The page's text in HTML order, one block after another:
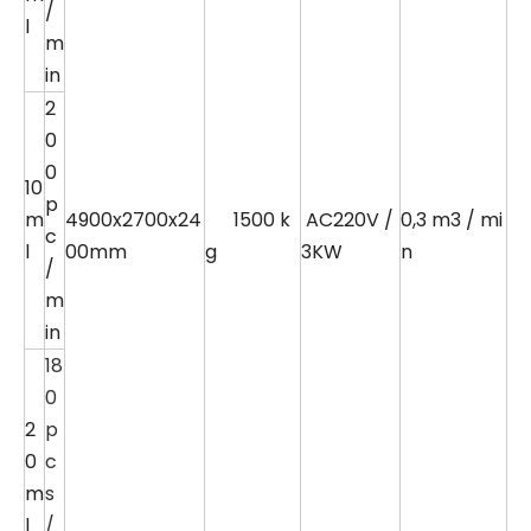
4900x2700x24
00mm
1500 k
g
AC220V /
3KW
0,3 m3 / mi
n
l
/
m
in
10
m
l
2
0
0
p
c
/
m
in
2
0
m
18
0
p
c
s